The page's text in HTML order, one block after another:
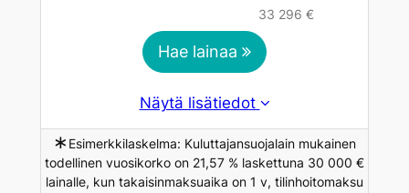
33 296 €
Hae lainaa
Näytä lisätiedot
∗ Esimerkkilaskelma: Kuluttajansuojalain mukainen
todellinen vuosikorko on 21,57 % laskettuna 30 000 €
lainalle, kun takaisinmaksuaika on 1 v, tilinhoitomaksu